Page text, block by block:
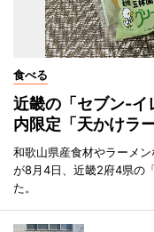
食べる
近畿の「セブン-
内限定「天かけラ
和歌山県産食材やラーメ
が8月4日、近畿2府4県の
た。